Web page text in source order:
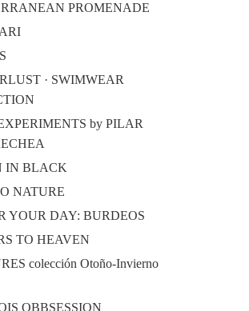
PROMENADE
· SWIMWEAR
by PILAR
IN BLACK
NATURE
YOUR DAY: BURDEOS
TO HEAVEN
colección Otoño-Invierno
OBBSESSION